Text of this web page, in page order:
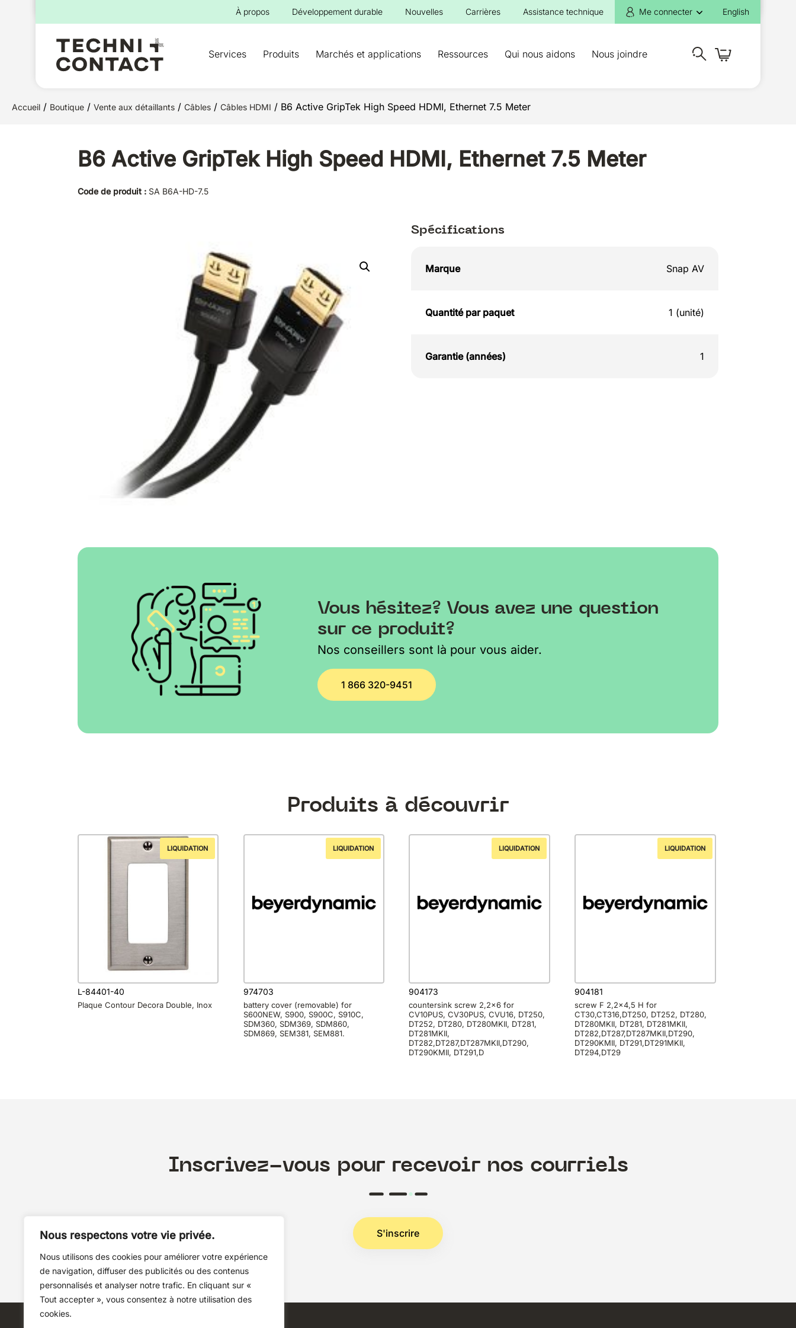
Nous respectons votre vie privée.
Nous utilisons des cookies pour améliorer votre expérience
de navigation, diffuser des publicités ou des contenus
personnalisés et analyser notre trafic. En cliquant sur «
Tout accepter », vous consentez à notre utilisation des
cookies.
À propos Développement durable Nouvelles Carrières Assistance technique Me connecter English
Services Produits Marchés et applications Ressources Qui nous aidons Nous joindre
pour :
Accueil / Boutique / Vente aux détaillants / Câbles / Câbles HDMI / B6 Active GripTek High Speed HDMI, Ethernet 7.5 Meter
B6 Active GripTek High Speed HDMI, Ethernet 7.5 Meter
Code de produit : SA B6A-HD-7.5
Spécifications
Marque Snap AV
Quantité par paquet 1 (unité)
Garantie (années) 1
Vous hésitez? Vous avez une question
sur ce produit?
Nos conseillers sont là pour vous aider.
1 866 320-9451
Produits à découvrir
LIQUIDATION
L-84401-40
Plaque Contour Decora Double, Inox
LIQUIDATION
974703
battery cover (removable) for
S600NEW, S900, S900C, S910C,
SDM360, SDM369, SDM860,
SDM869, SEM381, SEM881.
LIQUIDATION
904173
countersink screw 2,2×6 for
CV10PUS, CV30PUS, CVU16, DT250,
DT252, DT280, DT280MKII, DT281,
DT281MKII,
DT282,DT287,DT287MKII,DT290,
DT290KMII, DT291,D
LIQUIDATION
904181
screw F 2,2×4,5 H for
CT30,CT316,DT250, DT252, DT280,
DT280MKII, DT281, DT281MKII,
DT282,DT287,DT287MKII,DT290,
DT290KMII, DT291,DT291MKII,
DT294,DT29
Inscrivez-vous pour recevoir nos courriels
S'inscrire